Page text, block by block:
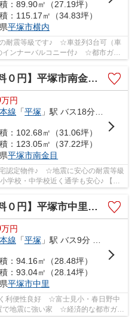
：89.90㎡（27.19坪）
：115.17㎡（34.83坪）
平塚市横内
耐震等級です♪ ☆車並列3台可（車
ンナーバルコニー付♪ ☆都市ガス♪
南金目第1期 新築一戸建て 4号棟 全4棟
万円
線 「平塚 」駅 バス18分 「南金目」 停歩6分
：102.68㎡（31.06坪）
：123.05㎡（37.22坪）
平塚市南金目
認定物件♪ ☆地震に安心の耐震等級
校・中学校近く通学も安心♪ 【平
市中里第6 新築一戸建て 1号棟 全2棟
万円
線 「平塚 」駅 バス9分 「上平塚」 停歩1分
：94.16㎡（28.48坪）
：93.04㎡（28.14坪）
平塚市中里
利便性良好 ☆富士見小・春日野中
地震に強い家 ☆経済的な都市ガス